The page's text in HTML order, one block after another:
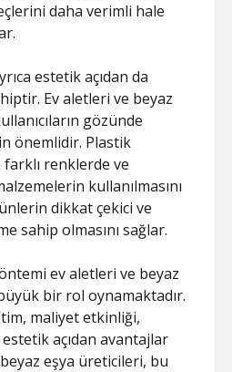
daha verimli hale
estetik açıdan da
Ev aletleri ve beyaz
gözünde
önemlidir. Plastik
renklerde ve
kullanılmasını
dikkat çekici ve
sahip olmasını sağlar.
ev aletleri ve beyaz
bir rol oynamaktadır.
maliyet etkinliği,
açıdan avantajlar
eşya üreticileri, bu